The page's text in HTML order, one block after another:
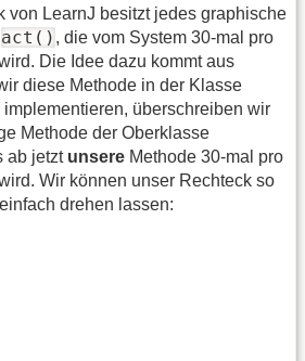
von LearnJ besitzt jedes graphische
act() , die vom System 30-mal pro
Die Idee dazu kommt aus
diese Methode in der Klasse
implementieren, überschreiben wir
Methode der Oberklasse
ab jetzt unsere Methode 30-mal pro
Wir können unser Rechteck so
drehen lassen: